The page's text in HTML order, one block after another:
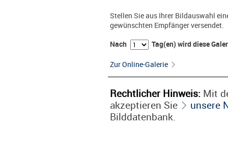
Stellen Sie aus Ihrer Bildauswahl
gewünschten Empfänger versendet.
Nach
Tag(en) wird diese
Zur Online-Galerie
Rechtlicher Hinweis: Mit
akzeptieren Sie
unsere
Bilddatenbank.